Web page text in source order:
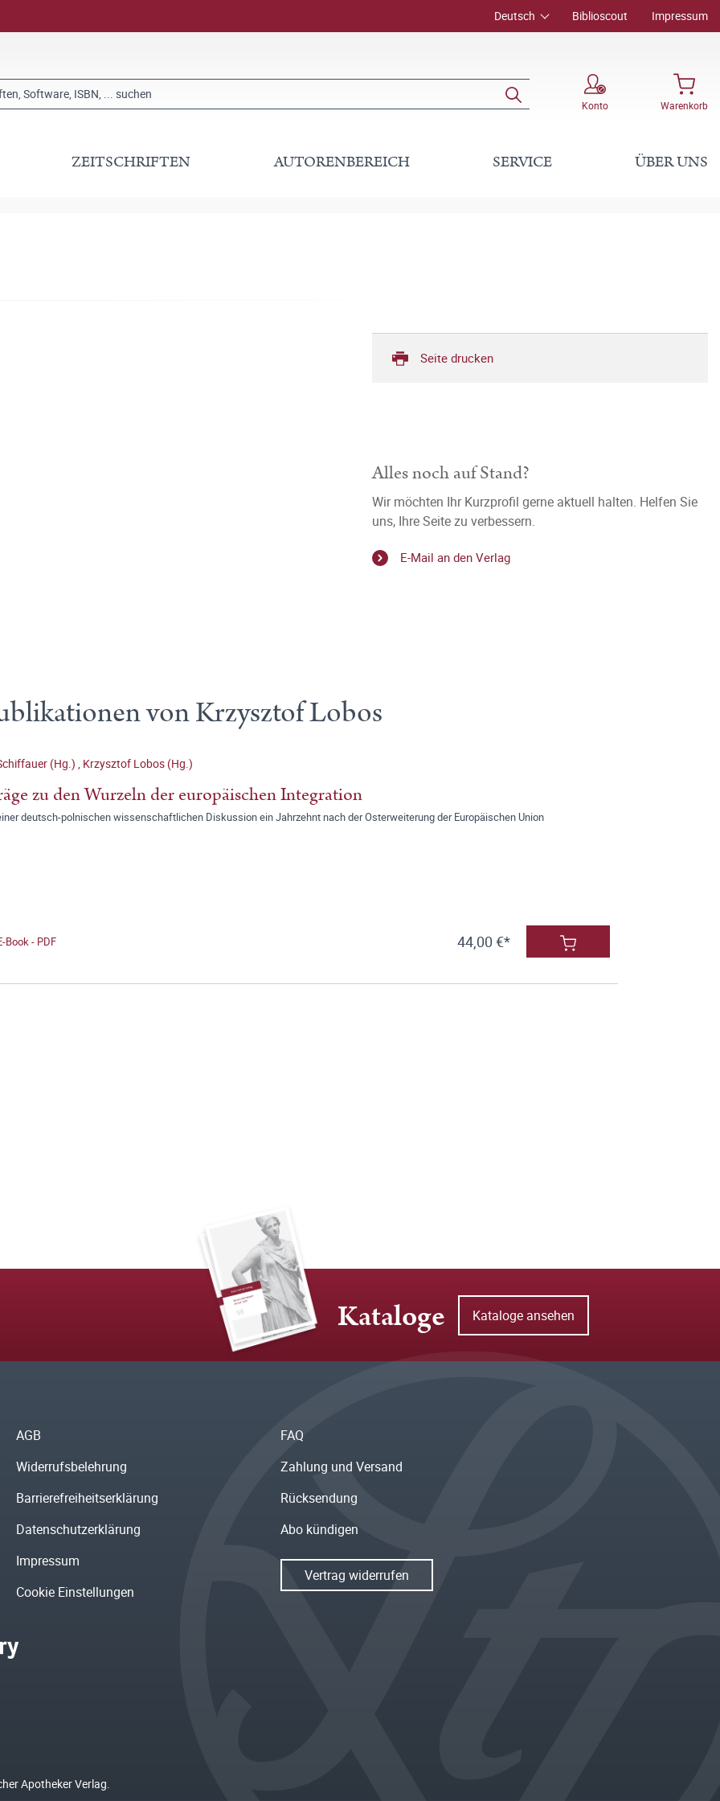
Deutsch Biblioscout Impressum
Konto Warenkorb
ZEITSCHRIFTEN AUTORENBEREICH SERVICE ÜBER UNS
Seite drucken
Alles noch auf Stand?
Wir möchten Ihr Kurzprofil gerne aktuell halten. Helfen Sie
uns, Ihre Seite zu verbessern.
E-Mail an den Verlag
von Krzysztof Lobos
(Hg.) , Krzysztof Lobos (Hg.)
zu den Wurzeln der europäischen Integration
deutsch-polnischen wissenschaftlichen Diskussion ein Jahrzehnt nach der Osterweiterung der Europäischen Union
Book - PDF 44,00 €*
Kataloge Kataloge ansehen
AGB
Widerrufsbelehrung
Barrierefreiheitserklärung
Datenschutzerklärung
Impressum
Cookie Einstellungen
FAQ
Zahlung und Versand
Rücksendung
Abo kündigen
Vertrag widerrufen
Apotheker Verlag.